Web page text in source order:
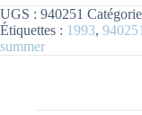
UGS : 940251
Étiquettes : 1993, 940251
summer